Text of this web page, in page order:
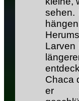
sehen.
Larven
Chaca
er